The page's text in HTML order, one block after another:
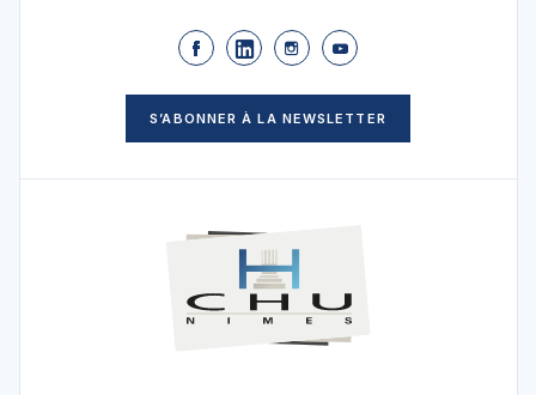
S’ABONNER À LA NEWSLETTER